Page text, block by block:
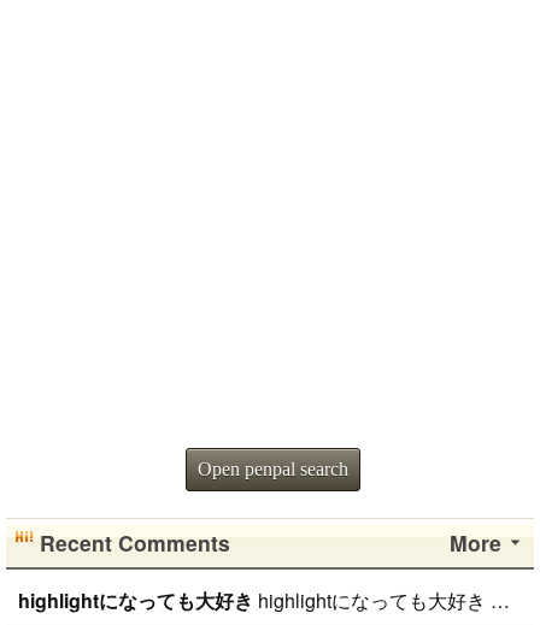
Open penpal search
More
Recent Comments
highlightになっても大好き highlightになっても大好き ファンになったのが、遅かったからいろんな情報が欲しいです。 highlightになっても好きな気持ちは変わりません。 メンバー全員が大好きですが、一番大好きなのはジュンヒョンです。 彼らのことたくさん知りたいです。